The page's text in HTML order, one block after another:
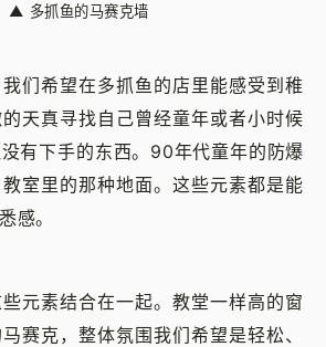
▲ 多抓鱼的马赛克墙
们希望在多抓鱼的店里能感受到稚
天真寻找自己曾经童年或者小时候
有下手的东西。90年代童年的防爆
室里的那种地面。这些元素都是能
感。
元素结合在一起。教堂一样高的窗
赛克，整体氛围我们希望是轻松、